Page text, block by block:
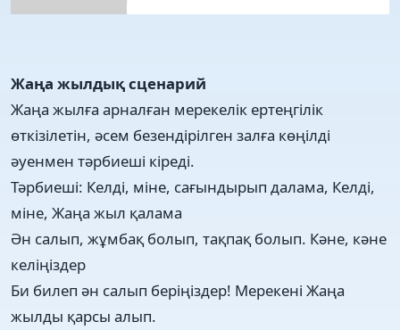
Жаңа жылдық сценарий
Жаңа жылға арналған мерекелік ертеңгілік
өткізілетін, әсем безендірілген залға көңілді
әуенмен тәрбиеші кіреді.
Тәрбиеші: Келді, міне, сағындырып далама, Келді,
міне, Жаңа жыл қалама
Ән салып, жұмбақ болып, тақпақ болып. Кәне, кәне
келіңіздер
Би билеп ән салып беріңіздер! Мерекені Жаңа
жылды қарсы алып.